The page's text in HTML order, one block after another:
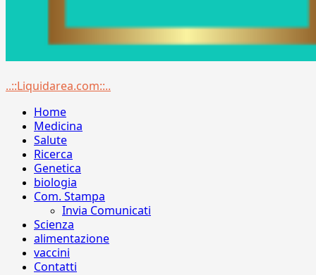
Menu
..::Liquidarea.com::..
Home
Medicina
Salute
Ricerca
Genetica
biologia
Com. Stampa
Invia Comunicati
Scienza
alimentazione
vaccini
Contatti